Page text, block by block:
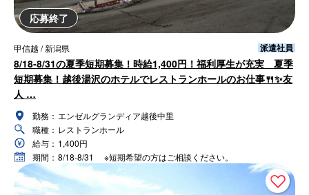
応募終了
甲信越 / 新潟県 派遣社員
8/18-8/31の夏季短期募集！時給1,400円！福利厚生が充実 夏季
短期募集！越後湯沢のホテルでレストランホールのお仕事🍴✨友
人 …
勤務： エンゼルグランディア越後中里
職種： レストランホール
給与： 1,400円
期間： 8/18-8/31 ※短期希望の方はご相談ください。